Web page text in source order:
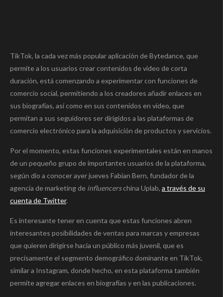
TikTok, la cada vez más popular aplicación de Bytedance, que
permite a los usuarios crear contenidos de vídeo de corta
duración, está comenzando a experimentar con funciones de
comercio social, permitiendo a los creadores añadir enlaces en
sus biografías, así como en sus contenidos en vídeo, que
permitan a sus seguidores ser dirigidos a las plataformas de
comercio electrónico para la adquisición de productos y servicios.
Por el momento, estas funciones experimentales están en manos
de un pequeño grupo de importantes usuarios de la plataforma,
según dio a conocer ayer jueves Fabian Bern, fundador de la
agencia de marketing de influencerschina Uplab, a través de su
cuenta de Twitter.
Es interesante tener en cuenta que estas funciones abren
interesantes posibilidades de ventas para marcas y empresas
que quieren dirigirse hacia un público más juvenil, que es
precisamente el segmento demográfico dominante en TikTok,
similar a Instagram, donde hecho, en esta plataforma también
permite agregar enlaces en biografías y en las publicaciones.